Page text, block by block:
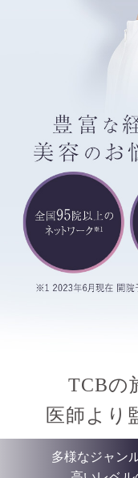
TCBの
医師より
多様なジャン